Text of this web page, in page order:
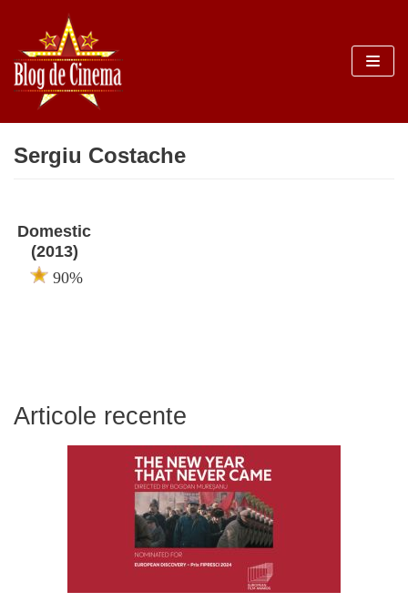
Sari
la
conținut
Sergiu Costache
Domestic
(2013)
90%
Articole recente